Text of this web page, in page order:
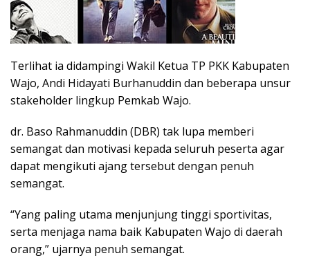
Terlihat ia didampingi Wakil Ketua TP PKK Kabupaten
Wajo, Andi Hidayati Burhanuddin dan beberapa unsur
stakeholder lingkup Pemkab Wajo.
dr. Baso Rahmanuddin (DBR) tak lupa memberi
semangat dan motivasi kepada seluruh peserta agar
dapat mengikuti ajang tersebut dengan penuh
semangat.
“Yang paling utama menjunjung tinggi sportivitas,
serta menjaga nama baik Kabupaten Wajo di daerah
orang,” ujarnya penuh semangat.